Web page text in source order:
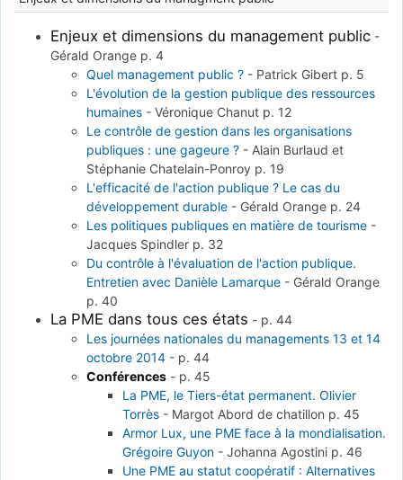
Enjeux et dimensions du management public -
Gérald Orange p. 4
Quel management public ? - Patrick Gibert p. 5
L'évolution de la gestion publique des ressources
humaines - Véronique Chanut p. 12
Le contrôle de gestion dans les organisations
publiques : une gageure ? - Alain Burlaud et
Stéphanie Chatelain-Ponroy p. 19
L'efficacité de l'action publique ? Le cas du
développement durable - Gérald Orange p. 24
Les politiques publiques en matière de tourisme -
Jacques Spindler p. 32
Du contrôle à l'évaluation de l'action publique.
Entretien avec Danièle Lamarque - Gérald Orange
p. 40
La PME dans tous ces états - p. 44
Les journées nationales du managements 13 et 14
octobre 2014 - p. 44
Conférences - p. 45
La PME, le Tiers-état permanent. Olivier
Torrès - Margot Abord de chatillon p. 45
Armor Lux, une PME face à la mondialisation.
Grégoire Guyon - Johanna Agostini p. 46
Une PME au statut coopératif : Alternatives